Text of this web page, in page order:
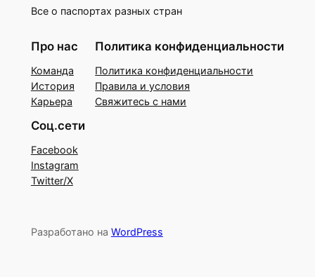
Все о паспортах разных стран
Про нас
Команда
История
Карьера
Политика конфиденциальности
Политика конфиденциальности
Правила и условия
Свяжитесь с нами
Соц.сети
Facebook
Instagram
Twitter/X
Разработано на WordPress